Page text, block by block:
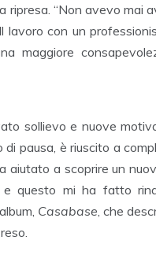
“Non avevo mai
lavoro con un
maggiore
sollievo e nuove
pausa, è riuscito a
aiutato a scoprire un
questo mi ha fatto
Casabase , che